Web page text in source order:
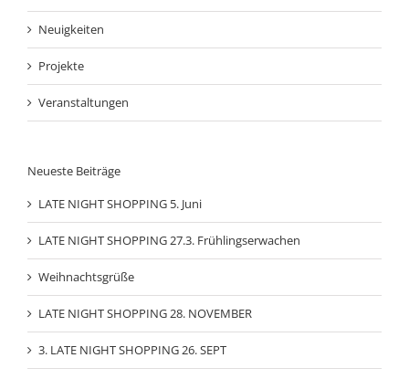
Neuigkeiten
Projekte
Veranstaltungen
Neueste Beiträge
LATE NIGHT SHOPPING 5. Juni
LATE NIGHT SHOPPING 27.3. Frühlingserwachen
Weihnachtsgrüße
LATE NIGHT SHOPPING 28. NOVEMBER
3. LATE NIGHT SHOPPING 26. SEPT